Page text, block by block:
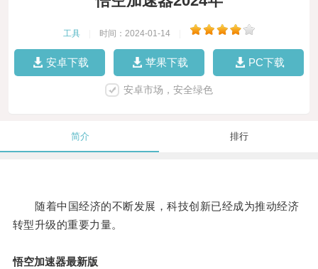
工具 时间：2024-01-14
安卓下载 苹果下载 PC下载
安卓市场，安全绿色
简介 排行
随着中国经济的不断发展，科技创新已经成为推动经济
转型升级的重要力量。
悟空加速器最新版